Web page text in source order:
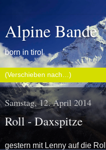
Alpine Bande
born in tirol
Samstag, 12. April 2014
Roll - Daxspitze
gestern mit Lenny auf die